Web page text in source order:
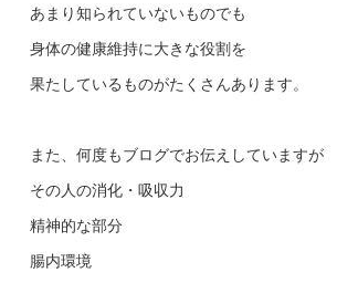
あまり知られていないものでも
身体の健康維持に大きな役割を
果たしているものがたくさんあります。
また、何度もブログでお伝えしていますが
その人の消化・吸収力
精神的な部分
腸内環境